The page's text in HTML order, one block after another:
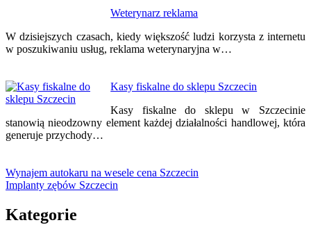
Weterynarz reklama
W dzisiejszych czasach, kiedy większość ludzi korzysta z internetu
w poszukiwaniu usług, reklama weterynaryjna w…
Kasy fiskalne do sklepu Szczecin
Kasy fiskalne do sklepu w Szczecinie
stanowią nieodzowny element każdej działalności handlowej, która
generuje przychody…
Wynajem autokaru na wesele cena Szczecin
Implanty zębów Szczecin
Kategorie